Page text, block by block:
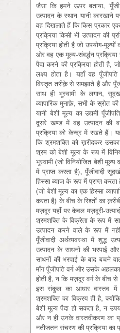
जैसा कि हमने ऊपर बताया,
उत्पादन के स्थान यानी कारखाने
वह दिखलाते हैं कि किस प्रकार
प्रक्रिया किसी भी उत्पादन की
प्रक्रिया होती है जो उपयोग-मूल्यों
ओर वह एक मूल्य-संवर्द्धन प्रक्रिया
पैदा करने की प्रक्रिया होती है,
लक्ष्य होता है। यहाँ वह
विस्तृत तरीक़े से समझाते हैं और
साथ ही भूस्वामी के लगान,
व्यापारिक मुनाफ़े, सभी के स्रोत
यानी बेशी मूल्य का उद्यमी
दूसरे खण्ड में वह उत्पादन की
प्रक्रिया को केन्द्र में रखते हैं।
कि श्रमशक्ति को ख़रीदकर
श्रम को बेशी मूल्य के रूप में
भूस्वामी (जो विनियोजित बेशी
में प्राप्त करता है), पूँजीवादी
हिस्सा ब्याज के रूप में प्राप्त करता
(जो बेशी मूल्य का एक हिस्सा
करता है) के बीच के रिश्तों का
मज़दूर यहाँ पर केवल मज़दूरी-
श्रमशक्ति के विक्रेता के रूप में
उत्पादन करने वाले के रूप में
पूँजीवादी अर्थव्यवस्था में शुद्ध
उत्पादन के साधनों की भरपाई
साधनों की भरपाई के बाद बचने
माँग पूँजीपति वर्ग और उसके
होती है, न कि मज़दूर वर्ग के बीच
इस संकुल का आधार वास्तव में
श्रमशक्ति का विक्रय ही है,
बेशी मूल्य पैदा हो सकता है, न
और न ही उनके वास्तवीकरण का
नतीजतन संचरण की प्रक्रिया का